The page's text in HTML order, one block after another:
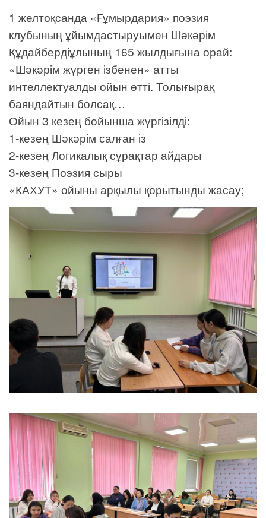
1 желтоқсанда «Ғұмырдария» поэзия
клубының ұйымдастыруымен Шәкәрім
Құдайбердіұлының 165 жылдығына орай:
«Шәкәрім жүрген ізбенен» атты
интеллектуалды ойын өтті. Толығырақ
баяндайтын болсақ…
Ойын 3 кезең бойынша жүргізілді:
1-кезең Шәкәрім салған із
2-кезең Логикалық сұрақтар айдары
3-кезең Поэзия сыры
«КАХУТ» ойыны арқылы қорытынды жасау;